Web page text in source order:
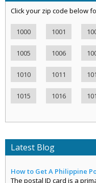
Click your zip code below
1000 1001
1005 1006
1010 1011
1015 1016
Latest Blog
How to Get A Philippine
The postal ID card is a